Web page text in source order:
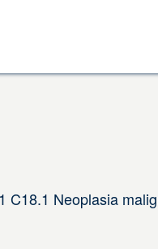
C18.1 Neoplasia